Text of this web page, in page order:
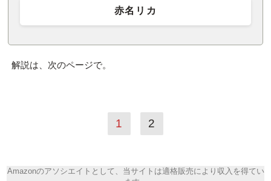
赤名リカ
解説は、次のページで。
1 2
Amazonのアソシエイトとして、当サイトは適格販売により収入を得てい